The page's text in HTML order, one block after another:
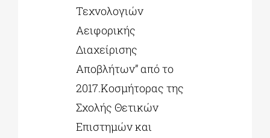
Τεχνολογιών
Αειφορικής
Διαχείρισης
Αποβλήτων” από το
2017.Κοσμήτορας της
Σχολής Θετικών
Επιστημών και